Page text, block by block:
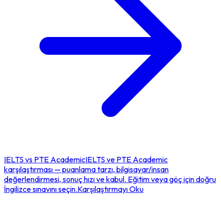
IELTS vs PTE AcademicIELTS ve PTE Academic
karşılaştırması — puanlama tarzı, bilgisayar/insan
değerlendirmesi, sonuç hızı ve kabul. Eğitim veya göç için doğru
İngilizce sınavını seçin.Karşılaştırmayı Oku